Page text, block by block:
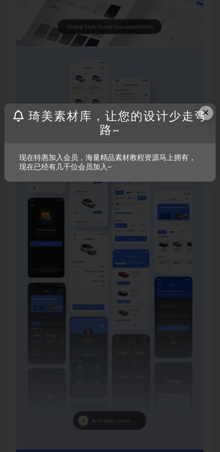
×
琦美素材库，让您的设计少走弯
路~
现在特惠加入会员，海量精品素材教程资源马上拥有，
现在已经有几千位会员加入~